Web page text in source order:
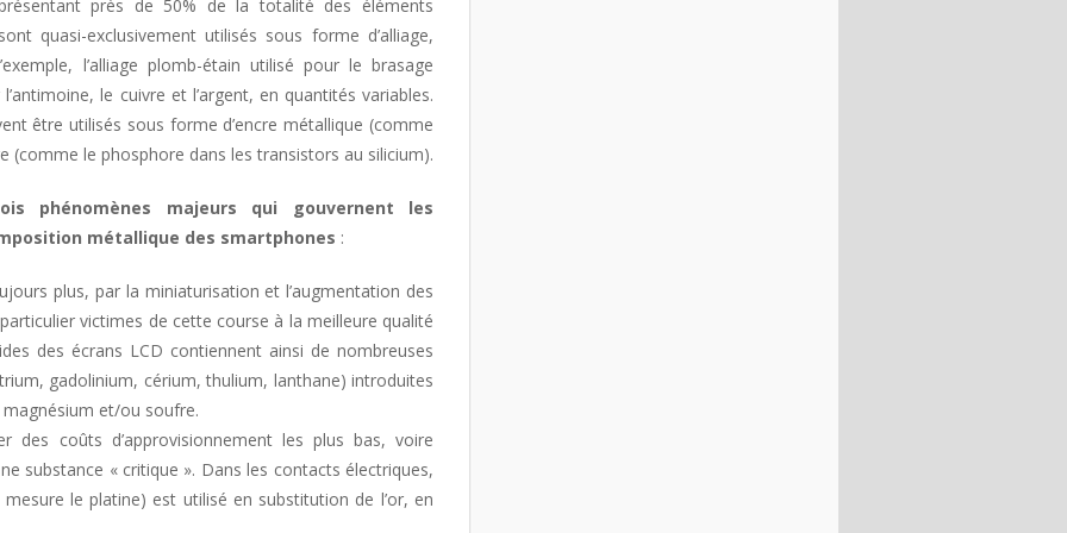
près de 50% de la totalité des éléments
quasi-exclusivement utilisés sous forme d’alliage,
l’alliage plomb-étain utilisé pour le brasage
le cuivre et l’argent, en quantités variables.
être utilisés sous forme d’encre métallique (comme
(comme le phosphore dans les transistors au silicium).
phénomènes majeurs qui gouvernent les
métallique des smartphones :
plus, par la miniaturisation et l’augmentation des
victimes de cette course à la meilleure qualité
des écrans LCD contiennent ainsi de nombreuses
gadolinium, cérium, thulium, lanthane) introduites
et/ou soufre.
des coûts d’approvisionnement les plus bas, voire
substance « critique ». Dans les contacts électriques,
le platine) est utilisé en substitution de l’or, en